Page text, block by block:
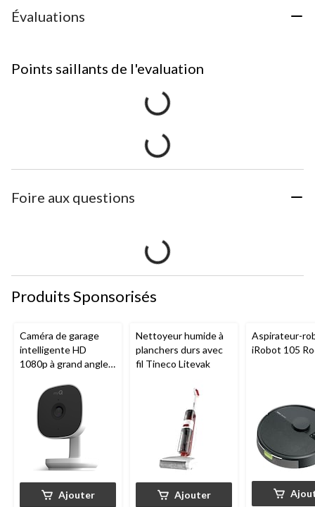
Évaluations
Points saillants de l'evaluation
Foire aux questions
Produits Sponsorisés
Caméra de garage
intelligente HD
1080p à grand angle
nocturne, résistante
aux intempéries
Ajouter
Nettoyeur humide à
planchers durs avec
fil Tineco Litevak
Ajouter
Aspirateur-
iRobot 105